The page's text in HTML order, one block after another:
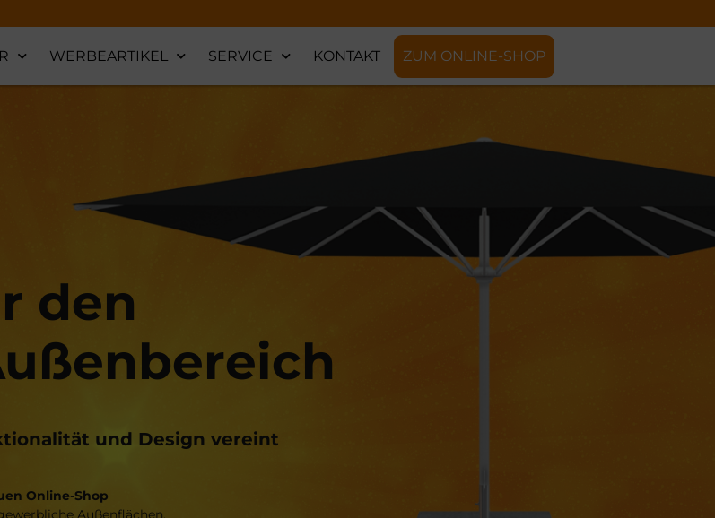
WERBEARTIKEL SERVICE KONTAKT ZUM ONLINE-SHOP
den
und Design vereint
Online-Shop
Außenflächen.